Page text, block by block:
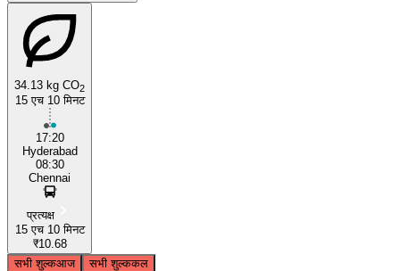
34.13 kg CO2
15 एच 10 मिनट
17:20
Hyderabad
08:30
Chennai
प्रत्यक्ष
15 एच 10 मिनट
₹10.68
सभी शुल्कआज सभी शुल्ककल